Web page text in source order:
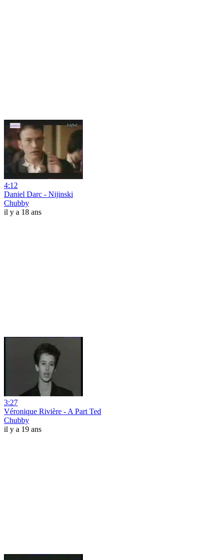
4:12
Daniel Darc - Nijinski
Chubby
il y a 18 ans
3:27
Véronique Rivière - A Part Ted
Chubby
il y a 19 ans